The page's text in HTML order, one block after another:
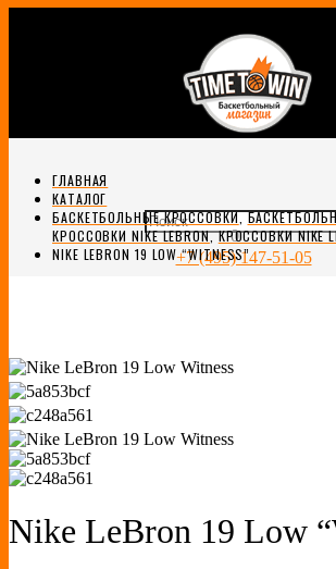
0
+7 (495) 147-51-05
ГЛАВНАЯ
КАТАЛОГ
БАСКЕТБОЛЬНЫЕ КРОССОВКИ,
КРОССОВКИ NIKE LEBRON,КРОССОВКИ NIKE
NIKE LEBRON 19 LOW “WITNESS”
Nike LeBron 19 Low